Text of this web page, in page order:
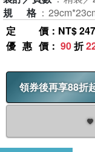
規格 ：
定價 ：NT$
優惠價 ： 90折
領券後再享88折